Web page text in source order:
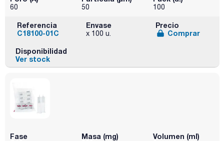
60 50 100
Referencia
C18100-01C
Envase
x 100 u.
Precio
Comprar
Disponibilidad
Ver stock
Fase Masa (mg) Volumen (ml)